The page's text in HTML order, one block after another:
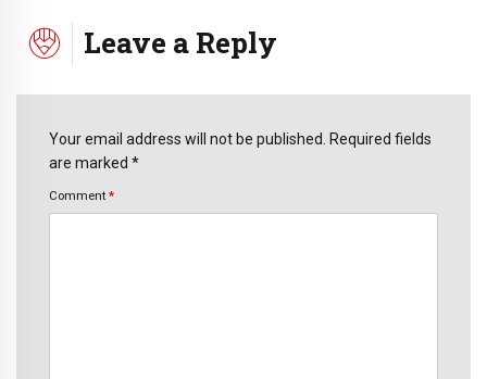
Leave a Reply
Your email address will not be published. Required fields
are marked *
Comment *